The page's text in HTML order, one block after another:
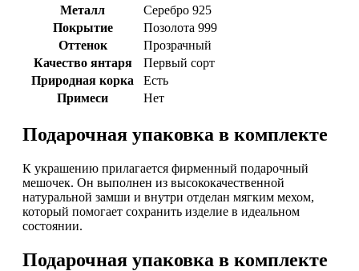
Металл
Серебро 925
Покрытие
Позолота 999
Оттенок
Прозрачный
Качество янтаря
Первый сорт
Природная корка
Есть
Примеси
Нет
Подарочная упаковка в комплекте
К украшению прилагается фирменный подарочный
мешочек. Он выполнен из высококачественной
натуральной замши и внутри отделан мягким мехом,
который помогает сохранить изделие в идеальном
состоянии.
Подарочная упаковка в комплекте